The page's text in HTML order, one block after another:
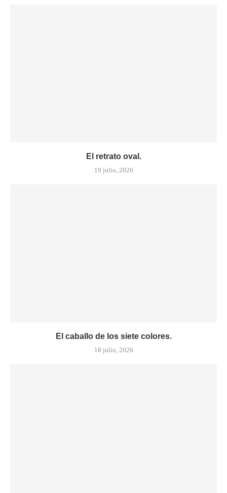
El retrato oval.
19 julio, 2026
El caballo de los siete colores.
18 julio, 2026